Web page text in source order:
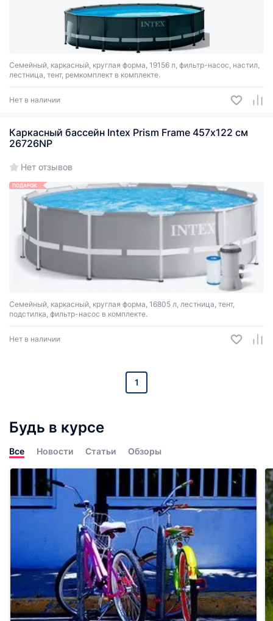
Семейный, каркасный, круглая форма, 19156 л, фильтр-насос, настил,
лестница, тент, ремкомплект в комплекте.
Нет в наличии
Каркасный бассейн Intex Prism Frame 457х122 см
26726NP
Нет отзывов
ПОДАРОК
Семейный, каркасный, круглая форма, 16805 л, лестница, тент,
подстилка, фильтр-насос в комплекте.
Нет в наличии
1
Будь в курсе
Все Новости Статьи Обзоры